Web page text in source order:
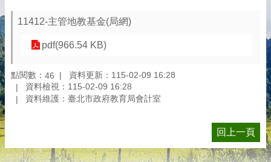
11412-主管地教基金(局網)
pdf(966.54 KB)
點閱數： 46
資料更新：115-02-09 16:28
資料檢視：115-02-09 16:28
資料維護：臺北市政府教育局會計室
回上一頁